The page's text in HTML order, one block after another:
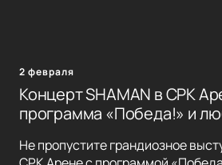
2 февраля
Концерт SHAMAN в СРК
программа «Победа!» и
Не пропустите грандиозное